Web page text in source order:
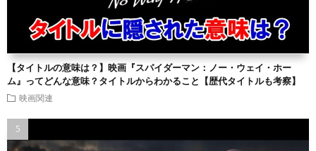
【タイトルの意味は？】映画『スパイダーマン：ノー・ウェイ・ホー
ム』ってどんな意味？タイトルからわかること【歴代タイトルも考察】
映画関連